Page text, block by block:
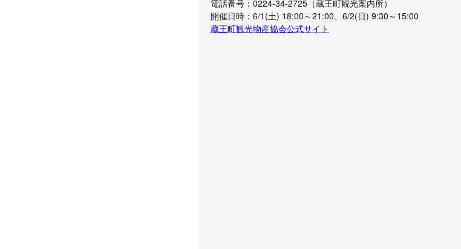
電話番号：0224-34-2725（蔵王町観光案内所）
開催日時：6/1(土) 18:00～21:00、6/2(日) 9:30～15:00
蔵王町観光物産協会公式サイト